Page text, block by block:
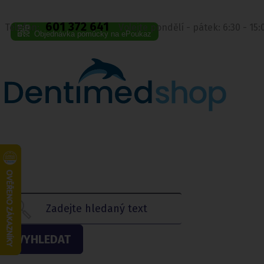
Telefon: 601 372 641 Volejte pondělí - pátek: 6:30 -
Objednávka pomůcky na ePoukaz
VYHLEDAT